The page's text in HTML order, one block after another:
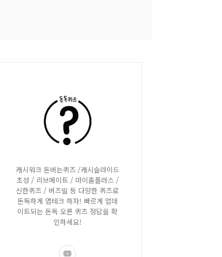
캐시워크 돈버는퀴즈 /캐시슬라이드
초성 / 리브메이트 / 마이홈플러스 /
신한퀴즈 / 버즈빌 등 다양한 퀴즈로
돈독하게 앱테크 하자! 빠르게 업데
이트되는 돈독 오른 퀴즈 정답을 확
인하세요!